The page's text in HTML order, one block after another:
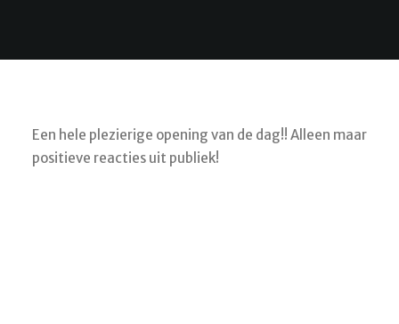
Een hele plezierige opening van de dag!! Alleen maar
positieve reacties uit publiek!